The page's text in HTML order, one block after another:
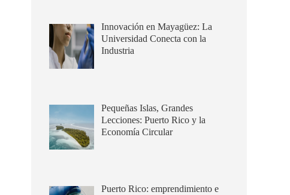
Innovación en Mayagüez: La
Universidad Conecta con la
Industria
Pequeñas Islas, Grandes
Lecciones: Puerto Rico y la
Economía Circular
Puerto Rico: emprendimiento e